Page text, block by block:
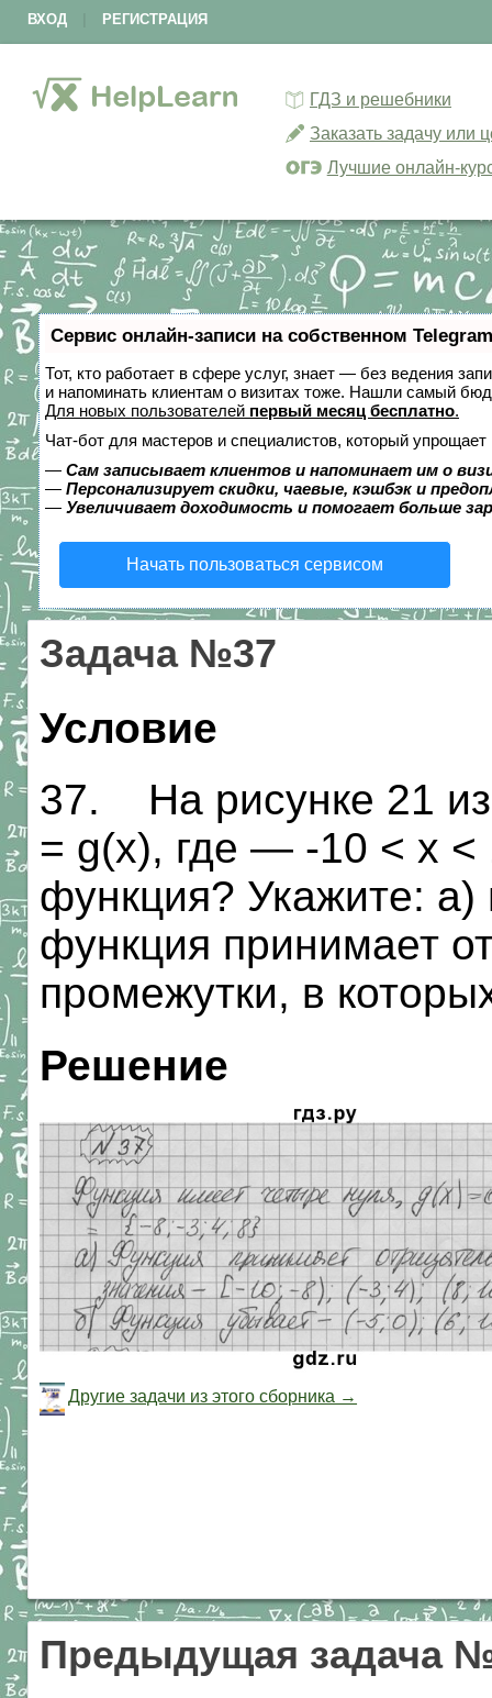
ВХОД РЕГИСТРАЦИЯ
ГДЗ и решебники
Заказать задачу или
Лучшие онлайн-
Сервис онлайн-записи на собственном
Тот, кто работает в сфере услуг, знает — без ведения
и напоминать клиентам о визитах тоже. Нашли самый
Для новых пользователей первый месяц бесплатно.
Чат-бот для мастеров и специалистов, который упрощает
— Сам записывает клиентов и напоминает им о
— Персонализирует скидки, чаевые, кэшбэк и
— Увеличивает доходимость и помогает больше
Начать пользоваться сервисом
Задача №37
Условие
37. На рисунке 21
= g(x), где — -10 < х <
функция? Укажите: а)
функция принимает
промежутки, в
Решение
Другие задачи из этого сборника →
Предыдущая задача